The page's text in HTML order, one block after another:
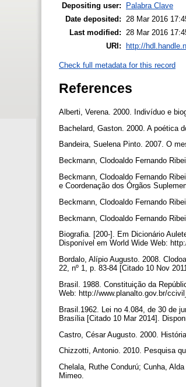
Depositing user:
Palabra Clave
Date deposited:
28 Mar 2016
Last modified:
28 Mar 2016
URI:
http://
Check full metadata for this record
References
Alberti, Verena. 2000. Indivíduo e
Bachelard, Gaston. 2000. A poética
Bandeira, Suelena Pinto. 2007. O
Beckmann, Clodoaldo Fernando
Beckmann, Clodoaldo Fernando
e Coordenação dos Órgãos
Beckmann, Clodoaldo Fernando
Beckmann, Clodoaldo Fernando
Biografia. [200-]. Em Dicionário
Disponível em World Wide Web:
Bordalo, Alípio Augusto. 2008.
22, nº 1, p. 83-84 [Citado 10 Nov
Brasil. 1988. Constituição da
Web: http://www.planalto.gov.br/
Brasil.1962. Lei no 4.084, de 30 de
Brasília [Citado 10 Mar 2014].
Castro, César Augusto. 2000.
Chizzotti, Antonio. 2010. Pesquisa
Chelala, Ruthe Condurú; Cunha,
Mimeo.